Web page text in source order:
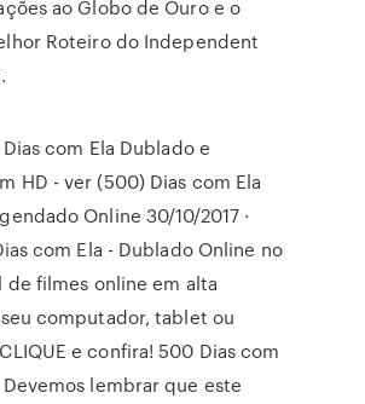
ao Globo de Ouro e o
Roteiro do Independent
com Ela Dublado e
HD - ver (500) Dias com Ela
Online 30/10/2017 ·
com Ela - Dublado Online no
filmes online em alta
computador, tablet ou
e confira! 500 Dias com
lembrar que este